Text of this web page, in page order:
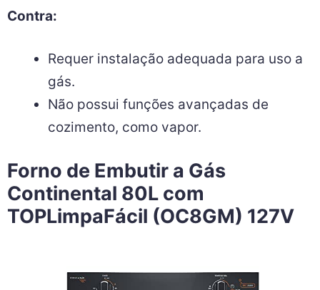
Contra:
Requer instalação adequada para uso a
gás.
Não possui funções avançadas de
cozimento, como vapor.
Forno de Embutir a Gás
Continental 80L com
TOPLimpaFácil (OC8GM) 127V